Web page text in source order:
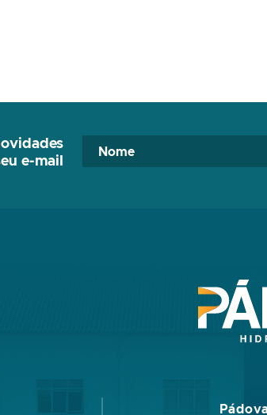
e-mail